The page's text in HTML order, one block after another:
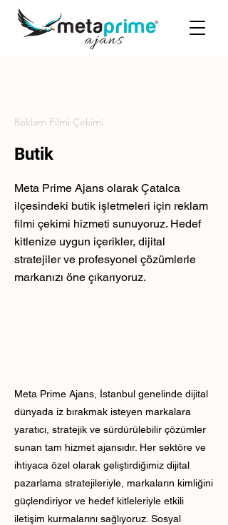
Reklam Filmi Çekimi
Butik
Meta Prime Ajans olarak Çatalca
ilçesindeki butik işletmeleri için reklam
filmi çekimi hizmeti sunuyoruz. Hedef
kitlenize uygun içerikler, dijital
stratejiler ve profesyonel çözümlerle
markanızı öne çıkarıyoruz.
Meta Prime Ajans, İstanbul genelinde dijital
dünyada iz bırakmak isteyen markalara
yaratıcı, stratejik ve sürdürülebilir çözümler
sunan tam hizmet ajansıdır. Her sektöre ve
ihtiyaca özel olarak geliştirdiğimiz dijital
pazarlama stratejileriyle, markaların kimliğini
güçlendiriyor ve hedef kitleleriyle etkili
iletişim kurmalarını sağlıyoruz. Sosyal